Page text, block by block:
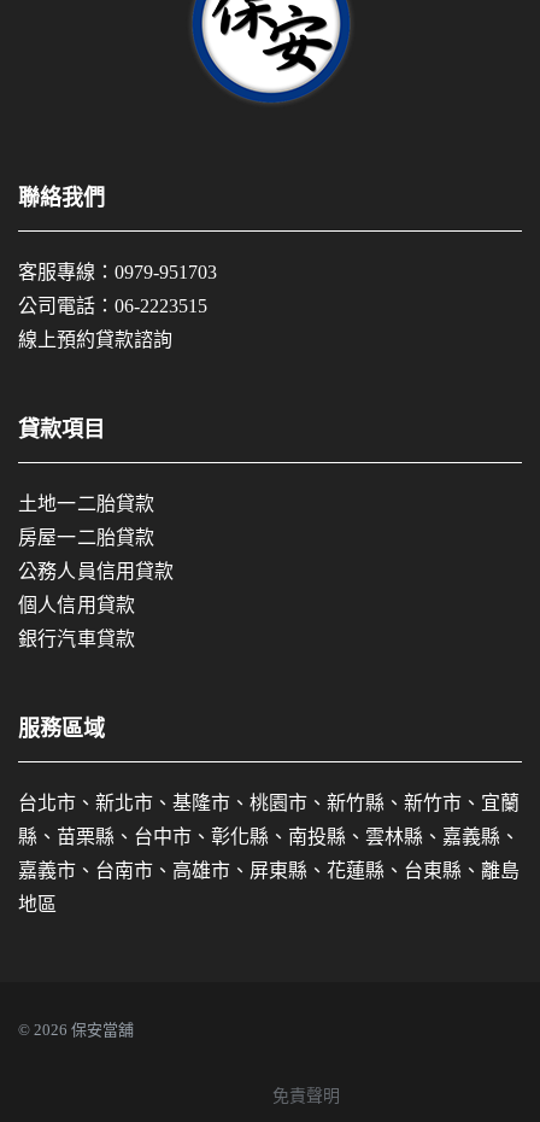
聯絡我們
客服專線： 0979-951703
公司電話： 06-2223515
線上預約貸款諮詢
貸款項目
土地一二胎貸款
房屋一二胎貸款
公務人員信用貸款
個人信用貸款
銀行汽車貸款
服務區域
台北市、新北市、基隆市、桃園市、新竹縣、新竹市、宜蘭
縣、苗栗縣、台中市、彰化縣、南投縣、雲林縣、嘉義縣、
嘉義市、台南市、高雄市、屏東縣、花蓮縣、台東縣、離島
地區
© 2026 保安當舖
免責聲明